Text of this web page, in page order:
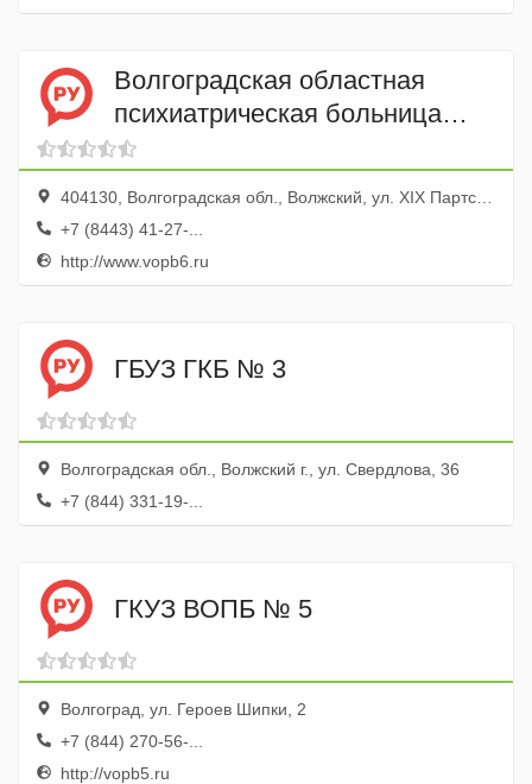
Волгоградская областная
психиатрическая больница
№ 6
404130, Волгоградская обл., Волжский, ул. XIX Партсъезда, 43
+7 (8443) 41-27-...
http://www.vopb6.ru
ГБУЗ ГКБ № 3
Волгоградская обл., Волжский г., ул. Свердлова, 36
+7 (844) 331-19-...
ГКУЗ ВОПБ № 5
Волгоград, ул. Героев Шипки, 2
+7 (844) 270-56-...
http://vopb5.ru